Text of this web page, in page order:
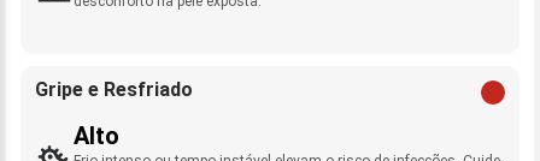
Gripe e Resfriado
Alto